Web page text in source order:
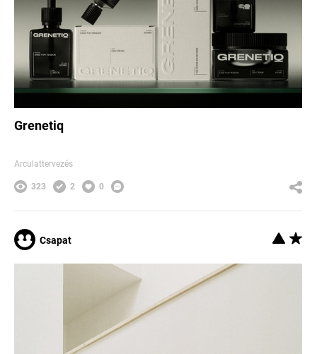
Grenetiq
Arculattervezés
323 2 0
Csapat